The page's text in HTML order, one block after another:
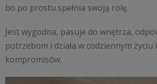
bo po prostu spełnia swoją rolę.
Jest wygodna, pasuje do wnętrza,
potrzebom i działa w codziennym życiu
kompromisów.